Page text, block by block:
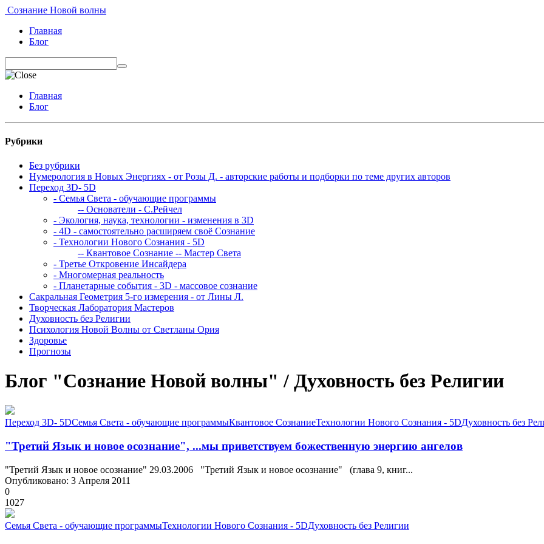
Сознание Новой волны
Главная
Блог
Главная
Блог
Рубрики
Без рубрики
Нумерология в Новых Энергиях - от Розы Д. - авторские работы и подборки по теме других авторов
Переход 3D- 5D
- Семья Света - обучающие программы
-- Основатели - С.Рейчел
- Экология, наука, технологии - изменения в 3D
- 4D - самостоятельно расширяем своё Сознание
- Технологии Нового Сознания - 5D
-- Квантовое Сознание -- Мастер Света
- Третье Откровение Инсайдера
- Многомерная реальность
- Планетарные события - 3D - массовое сознание
Сакральная Геометрия 5-го измерения - от Лины Л.
Творческая Лаборатория Мастеров
Духовность без Религии
Психология Новой Волны от Светланы Ория
Здоровье
Прогнозы
Блог "Сознание Новой волны" / Духовность без Религии
Переход 3D- 5DСемья Света - обучающие программыКвантовое СознаниеТехнологии Нового Сознания - 5DДуховность без
"Третий Язык и новое осознание", ...мы приветствуем божественную энергию ангелов
"Третий Язык и новое осознание" 29.03.2006 "Третий Язык и новое осознание" (глава 9, книг...
Опубликовано: 3 Апреля 2011
0
1027
Семья Света - обучающие программыТехнологии Нового Сознания - 5DДуховность без Религии